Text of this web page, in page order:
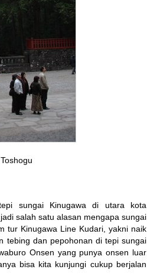
sungai Kinugawa di utara kota
salah satu alasan mengapa sungai
tur Kinugawa Line Kudari, yakni naik
tebing dan pepohonan di tepi sungai
Onsen yang punya onsen luar
bisa kita kunjungi cukup berjalan